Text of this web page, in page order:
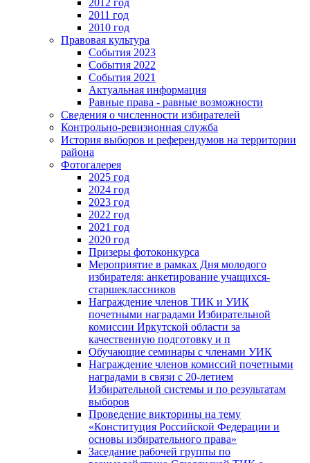
2012 год
2011 год
2010 год
Правовая культура
События 2023
События 2022
События 2021
Актуальная информация
Равные права - равные возможности
Сведения о численности избирателей
Контрольно-ревизионная служба
История выборов и референдумов на территории
района
Фотогалерея
2025 год
2024 год
2023 год
2022 год
2021 год
2020 год
Призеры фотоконкурса
Мероприятие в рамках Дня молодого
избирателя: анкетирование учащихся-
старшеклассников
Награждение членов ТИК и УИК
почетными наградами Избирательной
комиссии Иркутской области за
качественную подготовку и п
Обучающие семинары с членами УИК
Награждение членов комиссий почетными
наградами в связи с 20-летием
Избирательной системы и по результатам
выборов
Проведение викторины на тему
«Конституция Российской Федерации и
основы избирательного права»
Заседание рабочей группы по